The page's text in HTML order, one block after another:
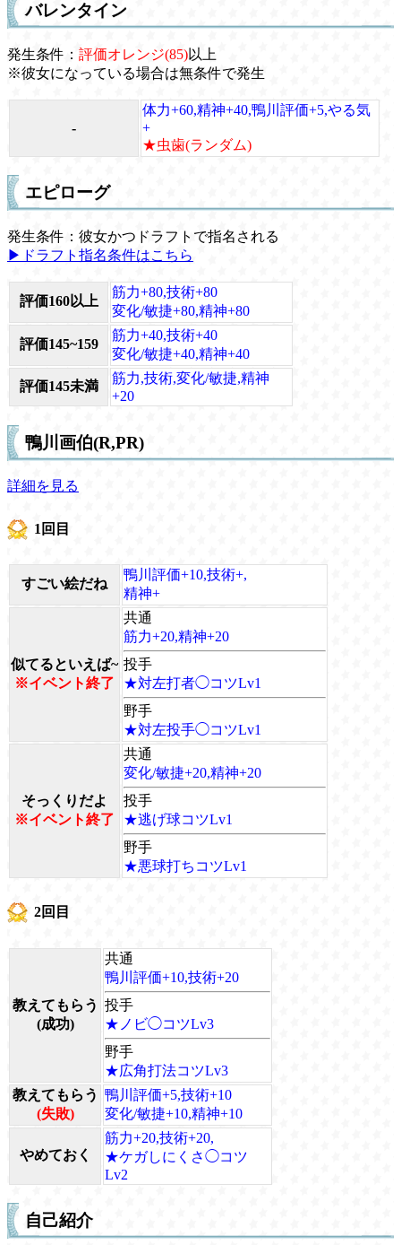
バレンタイン
発生条件： 評価オレンジ(85)以上
※彼女になっている場合は無条件で発生
-
体力+60,精神+40,鴨川評価+5,やる気
+
★虫歯(ランダム)
エピローグ
発生条件：彼女かつドラフトで指名される
▶ドラフト指名条件はこちら
評価160以上
筋力+80,技術+80
変化/敏捷+80,精神+80
評価145~159
筋力+40,技術+40
変化/敏捷+40,精神+40
評価145未満
筋力,技術,変化/敏捷,精神
+20
鴨川画伯(R,PR)
詳細を見る
1回目
すごい絵だね
鴨川評価+10,技術+,
精神+
似てるといえば~
※イベント終了
共通
筋力+20,精神+20
投手
★対左打者◯コツLv1
野手
★対左投手◯コツLv1
そっくりだよ
※イベント終了
共通
変化/敏捷+20,精神+20
投手
★逃げ球コツLv1
野手
★悪球打ちコツLv1
2回目
教えてもらう
(成功)
共通
鴨川評価+10,技術+20
投手
★ノビ◯コツLv3
野手
★広角打法コツLv3
教えてもらう
(失敗)
鴨川評価+5,技術+10
変化/敏捷+10,精神+10
やめておく
筋力+20,技術+20,
★ケガしにくさ◯コツ
Lv2
自己紹介